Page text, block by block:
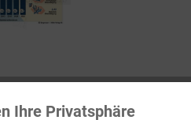
– mit einem befristeten
Aktiv
Ihre Privatsphäre